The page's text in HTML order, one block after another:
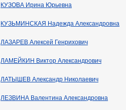
КУЗОВА Ирина Юрьевна
КУЗЬМИНСКАЯ Надежда Александровна
ЛАЗАРЕВ Алексей Генрихович
ЛАМЕЙКИН Виктор Александрович
ЛАТЫШЕВ Александр Николаевич
ЛЕЗВИНА Валентина Александровна